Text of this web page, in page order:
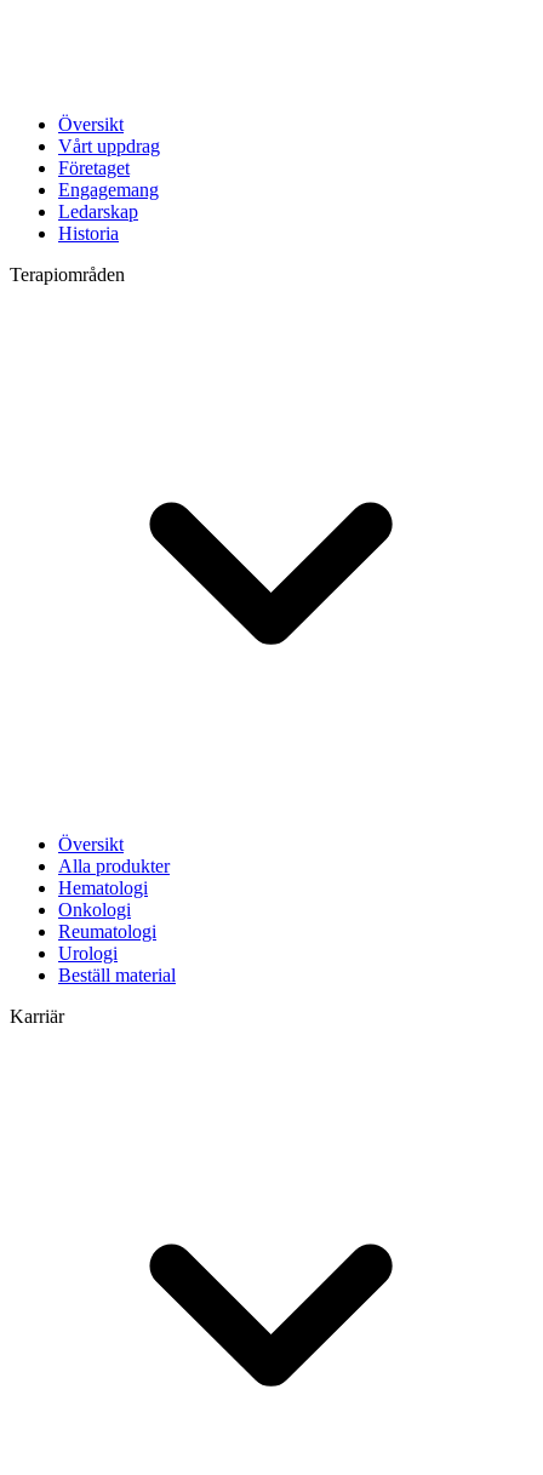
Översikt
Vårt uppdrag
Företaget
Engagemang
Ledarskap
Historia
Terapiområden
Översikt
Alla produkter
Hematologi
Onkologi
Reumatologi
Urologi
Beställ material
Karriär